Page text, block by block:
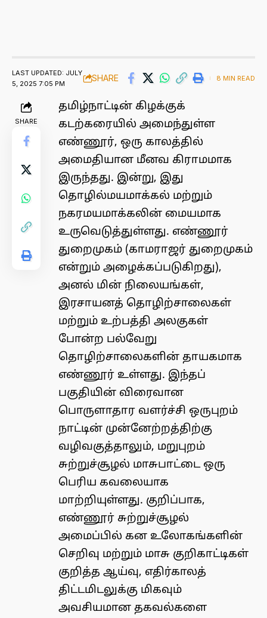
LAST UPDATED: JULY
5, 2025 7:05 PM
SHARE 8 MIN READ
SHARE
தமிழ்நாட்டின் கிழக்குக்
கடற்கரையில் அமைந்துள்ள
எண்ணூர், ஒரு காலத்தில்
அமைதியான மீனவ கிராமமாக
இருந்தது. இன்று, இது
தொழில்மயமாக்கல் மற்றும்
நகரமயமாக்கலின் மையமாக
உருவெடுத்துள்ளது. எண்ணூர்
துறைமுகம் (காமராஜர் துறைமுகம்
என்றும் அழைக்கப்படுகிறது),
அனல் மின் நிலையங்கள்,
இரசாயனத் தொழிற்சாலைகள்
மற்றும் உற்பத்தி அலகுகள்
போன்ற பல்வேறு
தொழிற்சாலைகளின் தாயகமாக
எண்ணூர் உள்ளது. இந்தப்
பகுதியின் விரைவான
பொருளாதார வளர்ச்சி ஒருபுறம்
நாட்டின் முன்னேற்றத்திற்கு
வழிவகுத்தாலும், மறுபுறம்
சுற்றுச்சூழல் மாசுபாட்டை ஒரு
பெரிய கவலையாக
மாற்றியுள்ளது. குறிப்பாக,
எண்ணூர் சுற்றுச்சூழல்
அமைப்பில் கன உலோகங்களின்
செறிவு மற்றும் மாசு குறிகாட்டிகள்
குறித்த ஆய்வு, எதிர்காலத்
திட்டமிடலுக்கு மிகவும்
அவசியமான தகவல்களை